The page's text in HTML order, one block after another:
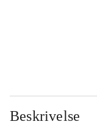
Beskrivelse